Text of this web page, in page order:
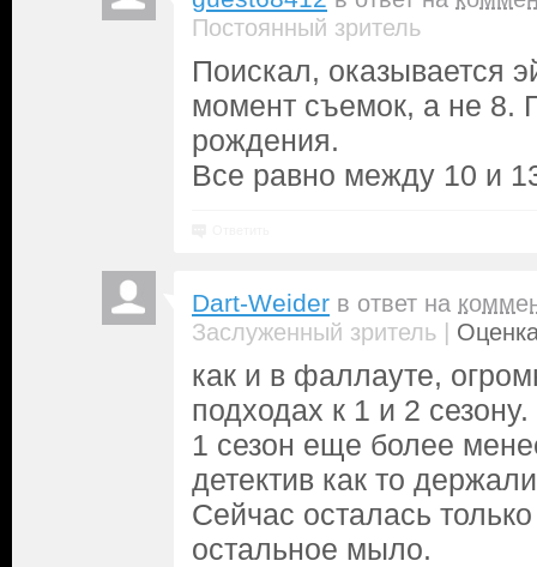
Постоянный зритель
Поискал, оказывается
момент съемок, а не 8.
рождения.
Все равно между 10 и
Dart-Weider в ответ на
Заслуженный зритель |
как и в фаллауте,
подходах к 1 и 2 сезону.
1 сезон еще более
детектив как то
Сейчас осталась
остальное мыло.